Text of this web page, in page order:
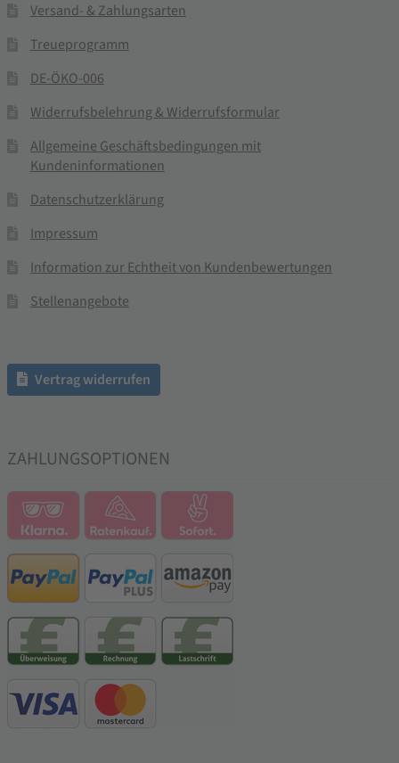
Versand- & Zahlungsarten
Treueprogramm
DE-ÖKO-006
Widerrufsbelehrung & Widerrufsformular
Allgemeine Geschäftsbedingungen mit
Kundeninformationen
Datenschutzerklärung
Impressum
Information zur Echtheit von Kundenbewertungen
Stellenangebote
Vertrag widerrufen
ZAHLUNGSOPTIONEN